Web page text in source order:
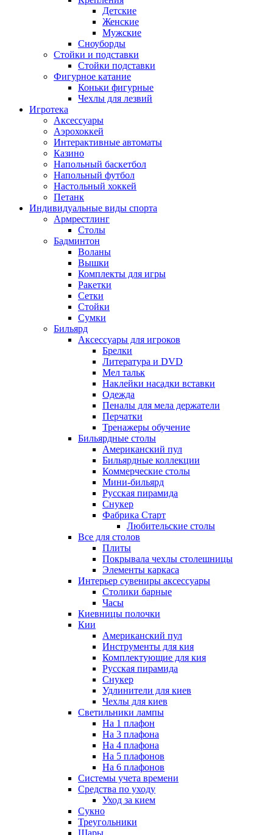
Детские
Женские
Мужские
Сноуборды
Стойки и подставки
Cтойки подставки
Фигурное катание
Коньки фигурные
Чехлы для лезвий
Игротека
Аксессуары
Аэрохоккей
Интерактивные автоматы
Казино
Напольный баскетбол
Напольный футбол
Настольный хоккей
Петанк
Индивидуальные виды спорта
Армрестлинг
Столы
Бадминтон
Воланы
Вышки
Комплекты для игры
Ракетки
Сетки
Стойки
Сумки
Бильярд
Аксессуары для игроков
Брелки
Литература и DVD
Мел тальк
Наклейки насадки вставки
Одежда
Пеналы для мела держатели
Перчатки
Тренажеры обучение
Бильярдные столы
Американский пул
Бильярдные коллекции
Коммерческие столы
Мини-бильярд
Русская пирамида
Снукер
Фабрика Старт
Любительские столы
Все для столов
Плиты
Покрывала чехлы столешницы
Элементы каркаса
Интерьер сувениры аксессуары
Столики барные
Часы
Киевницы полочки
Кии
Американский пул
Инструменты для кия
Комплектующие для кия
Русская пирамида
Снукер
Удлинители для киев
Чехлы для киев
Светильники лампы
На 1 плафон
На 3 плафона
На 4 плафона
На 5 плафонов
На 6 плафонов
Системы учета времени
Средства по уходу
Уход за кием
Сукно
Треугольники
Шары